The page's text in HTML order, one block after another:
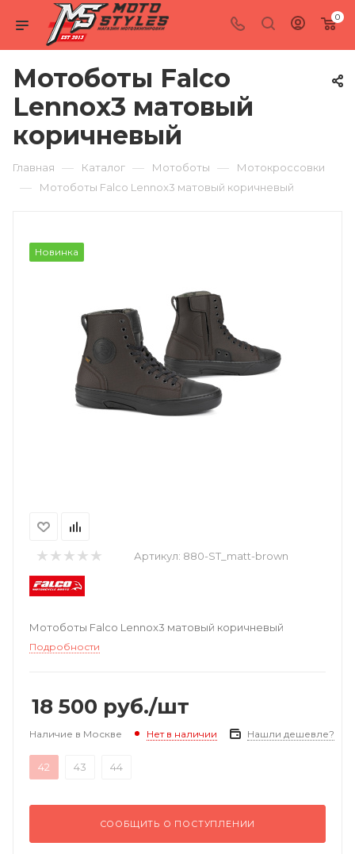
0
Мотоботы Falco
Lennox3 матовый
коричневый
Главная — Каталог — Мотоботы — Мотокроссовки
— Мотоботы Falco Lennox3 матовый коричневый
Новинка
Артикул: 880-ST_matt-brown
Мотоботы Falco Lennox3 матовый коричневый
Подробности
18 500 руб./шт
Наличие в Москве Нет в наличии Нашли дешевле?
42 43 44
СООБЩИТЬ О ПОСТУПЛЕНИИ